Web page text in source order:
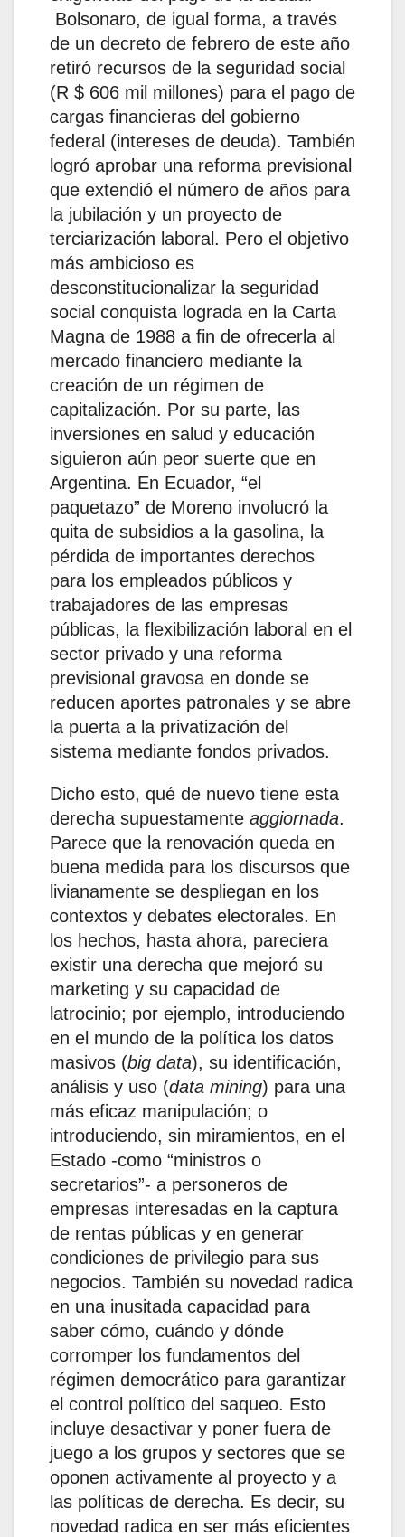
Bolsonaro, de igual forma, a través
de un decreto de febrero de este año
retiró recursos de la seguridad social
(R $ 606 mil millones) para el pago de
cargas financieras del gobierno
federal (intereses de deuda). También
logró aprobar una reforma previsional
que extendió el número de años para
la jubilación y un proyecto de
terciarización laboral. Pero el objetivo
más ambicioso es
desconstitucionalizar la seguridad
social conquista lograda en la Carta
Magna de 1988 a fin de ofrecerla al
mercado financiero mediante la
creación de un régimen de
capitalización. Por su parte, las
inversiones en salud y educación
siguieron aún peor suerte que en
Argentina. En Ecuador, “el
paquetazo” de Moreno involucró la
quita de subsidios a la gasolina, la
pérdida de importantes derechos
para los empleados públicos y
trabajadores de las empresas
públicas, la flexibilización laboral en el
sector privado y una reforma
previsional gravosa en donde se
reducen aportes patronales y se abre
la puerta a la privatización del
sistema mediante fondos privados.
Dicho esto, qué de nuevo tiene esta
derecha supuestamente aggiornada.
Parece que la renovación queda en
buena medida para los discursos que
livianamente se despliegan en los
contextos y debates electorales. En
los hechos, hasta ahora, pareciera
existir una derecha que mejoró su
marketing y su capacidad de
latrocinio; por ejemplo, introduciendo
en el mundo de la política los datos
masivos (big data), su identificación,
análisis y uso (data mining) para una
más eficaz manipulación; o
introduciendo, sin miramientos, en el
Estado -como “ministros o
secretarios”- a personeros de
empresas interesadas en la captura
de rentas públicas y en generar
condiciones de privilegio para sus
negocios. También su novedad radica
en una inusitada capacidad para
saber cómo, cuándo y dónde
corromper los fundamentos del
régimen democrático para garantizar
el control político del saqueo. Esto
incluye desactivar y poner fuera de
juego a los grupos y sectores que se
oponen activamente al proyecto y a
las políticas de derecha. Es decir, su
novedad radica en ser más eficientes